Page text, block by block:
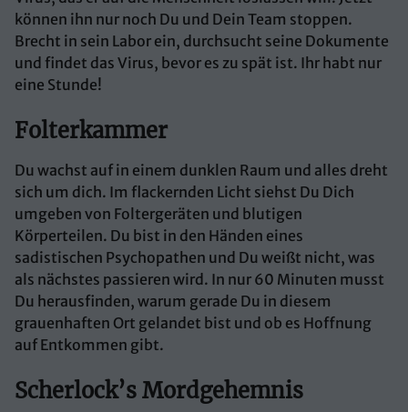
können ihn nur noch Du und Dein Team stoppen.
Brecht in sein Labor ein, durchsucht seine Dokumente
und findet das Virus, bevor es zu spät ist. Ihr habt nur
eine Stunde!
Folterkammer
Du wachst auf in einem dunklen Raum und alles dreht
sich um dich. Im flackernden Licht siehst Du Dich
umgeben von Foltergeräten und blutigen
Körperteilen. Du bist in den Händen eines
sadistischen Psychopathen und Du weißt nicht, was
als nächstes passieren wird. In nur 60 Minuten musst
Du herausfinden, warum gerade Du in diesem
grauenhaften Ort gelandet bist und ob es Hoffnung
auf Entkommen gibt.
Scherlock’s Mordgehemnis